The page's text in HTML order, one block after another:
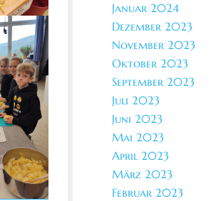
Januar 2024
Dezember 2023
November 2023
Oktober 2023
September 2023
Juli 2023
Juni 2023
Mai 2023
April 2023
März 2023
Februar 2023